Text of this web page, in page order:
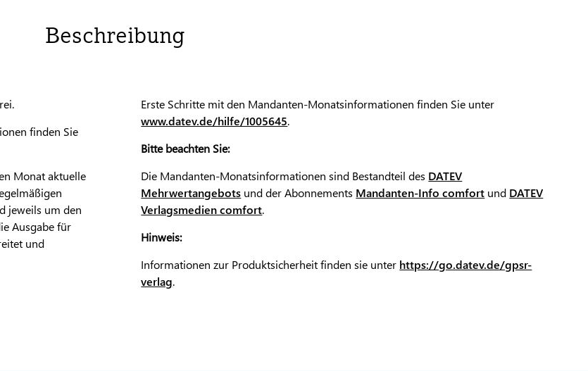
Beschreibung
finden Sie
Monat aktuelle
jeweils um den
Ausgabe für
und
Erste Schritte mit den Mandanten-Monatsinformationen finden Sie unter
www.datev.de/hilfe/1005645.
Bitte beachten Sie:
Die Mandanten-Monatsinformationen sind Bestandteil des DATEV
Mehrwertangebots und der Abonnements Mandanten-Info comfort und DATEV
Verlagsmedien comfort.
Hinweis:
Informationen zur Produktsicherheit finden sie unter https://go.datev.de/gpsr-
verlag.